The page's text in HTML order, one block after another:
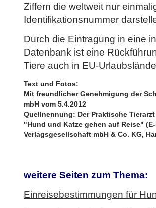
Ziffern die weltweit nur
Identifikationsnummer
Durch die Eintragung in eine
Datenbank ist eine
Tiere auch in EU-
Text und Fotos:
Mit freundlicher Genehmigung der
mbH vom 5.4.2012
Quellnennung: Der Praktische
"Hund und Katze gehen auf Reise"
Verlagsgesellschaft mbH & Co. KG,
weitere Seiten zum Thema:
Einreisebestimmungen für